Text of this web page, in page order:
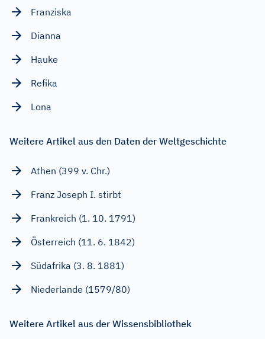
Franziska
Dianna
Hauke
Refika
Lona
Weitere Artikel aus den Daten der Weltgeschichte
Athen (399 v. Chr.)
Franz Joseph I. stirbt
Frankreich (1. 10. 1791)
Österreich (11. 6. 1842)
Südafrika (3. 8. 1881)
Niederlande (1579/80)
Weitere Artikel aus der Wissensbibliothek